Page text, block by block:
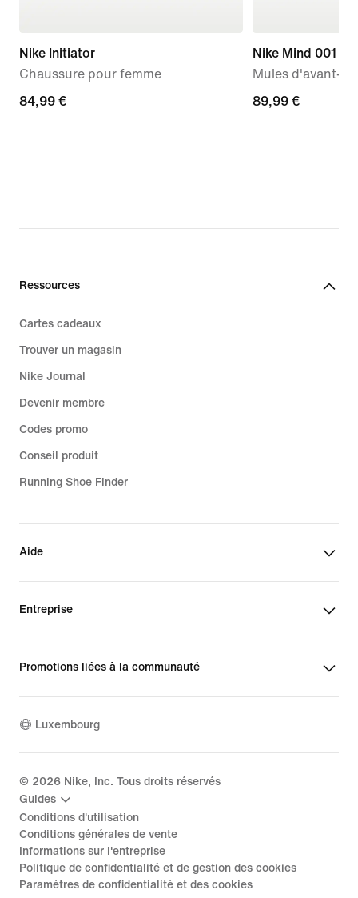
Nike Initiator
Chaussure pour femme
84,99 €
84,99 €
Nike Mind 001
Mules d'avant-
89,99 €
89,99 €
Ressources
Cartes cadeaux
Trouver un magasin
Nike Journal
Devenir membre
Codes promo
Conseil produit
Running Shoe Finder
Aide
Entreprise
Promotions liées à la communauté
Luxembourg
© 2026 Nike, Inc. Tous droits réservés
Guides
Conditions d'utilisation
Conditions générales de vente
Informations sur l'entreprise
Politique de confidentialité et de gestion des cookies
Paramètres de confidentialité et des cookies